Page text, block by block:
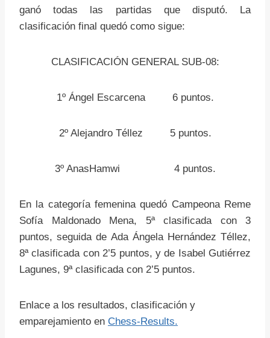
ganó todas las partidas que disputó. La
clasificación final quedó como sigue:
CLASIFICACIÓN GENERAL SUB-08:
1º Ángel Escarcena 6 puntos.
2º Alejandro Téllez 5 puntos.
3º AnasHamwi 4 puntos.
En la categoría femenina quedó Campeona Reme
Sofía Maldonado Mena, 5ª clasificada con 3
puntos, seguida de Ada Ángela Hernández Téllez,
8ª clasificada con 2’5 puntos, y de Isabel Gutiérrez
Lagunes, 9ª clasificada con 2’5 puntos.
Enlace a los resultados, clasificación y
emparejamiento en Chess-Results.